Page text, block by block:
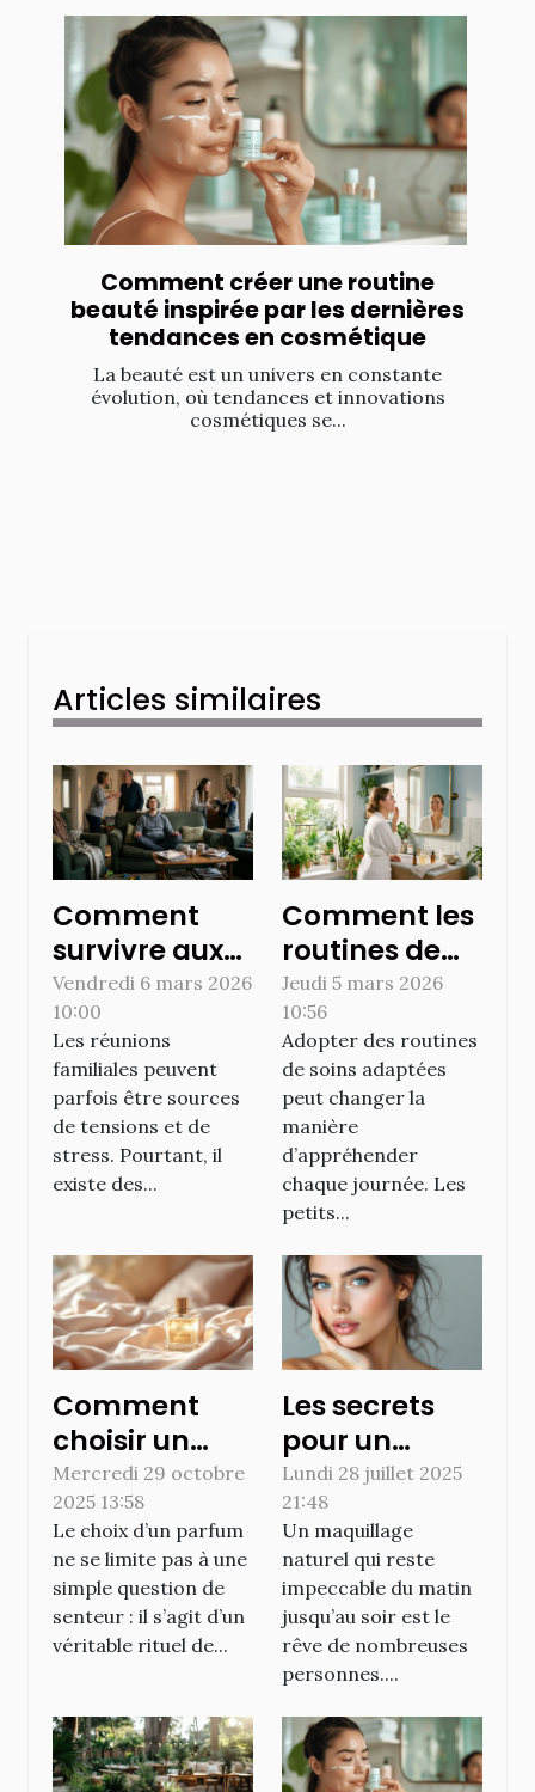
Comment créer une routine
beauté inspirée par les dernières
tendances en cosmétique
La beauté est un univers en constante
évolution, où tendances et innovations
cosmétiques se...
Articles similaires
Comment
survivre aux
réunions
familiales
sans stress ?
Vendredi 6 mars 2026
10:00
Les réunions
familiales peuvent
parfois être sources
de tensions et de
stress. Pourtant, il
existe des...
Comment les
routines de
soins peuvent
transformer
votre
quotidien ?
Jeudi 5 mars 2026
10:56
Adopter des routines
de soins adaptées
peut changer la
manière
d’appréhender
chaque journée. Les
petits...
Comment
choisir un
parfum qui
booste la
confiance en
soi ?
Mercredi 29 octobre
2025 13:58
Le choix d’un parfum
ne se limite pas à une
simple question de
senteur : il s’agit d’un
véritable rituel de...
Les secrets
pour un
maquillage
naturel qui
tient toute la
journée
Lundi 28 juillet 2025
21:48
Un maquillage
naturel qui reste
impeccable du matin
jusqu’au soir est le
rêve de nombreuses
personnes....